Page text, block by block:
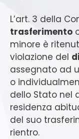
L’art. 3 della
trasferimento
minore è
violazione del
assegnato ad
o
dello Stato nel
residenza
del suo
rientro.